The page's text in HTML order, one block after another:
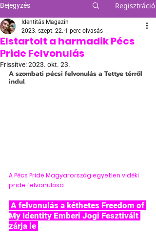
Bejegyzés Regisztráció
Elstartolt a harmadik Pécs
Pride Felvonulás
Identitás Magazin
2023. szept. 22. 1 perc olvasás
Frissítve:2023. okt. 23.
A szombati pécsi felvonulás a Tettye térről
indul.
A Pécs Pride Magyarország egyetlen vidéki
pride felvonulása
My Identity Emberi Jogi Fesztivált
zárja le